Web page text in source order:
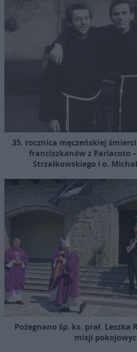
35. rocznica męczeńskiej
franciszkanów z Pariacoto
Strzałkowskiego i o.
Pożegnano śp. ks. prał. Leszka
misji